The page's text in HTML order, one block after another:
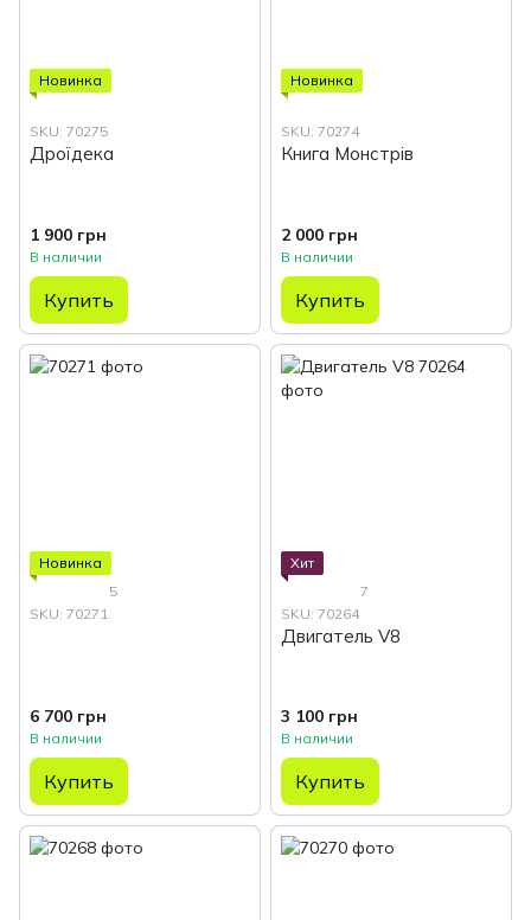
Новинка
SKU: 70275
Дроїдека
1 900 грн
В наличии
Купить
Новинка
SKU: 70274
Книга Монстрів
2 000 грн
В наличии
Купить
Новинка
5
SKU: 70271
6 700 грн
В наличии
Купить
Хит
7
SKU: 70264
Двигатель V8
3 100 грн
В наличии
Купить